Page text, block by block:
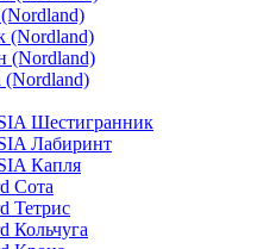
(Nordland)
(Nordland)
(Nordland)
Шестигранник
Лабиринт
Капля
Сота
Тетрис
Кольчуга